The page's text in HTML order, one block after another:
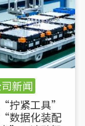
新闻
拧紧工具”
数据化装配